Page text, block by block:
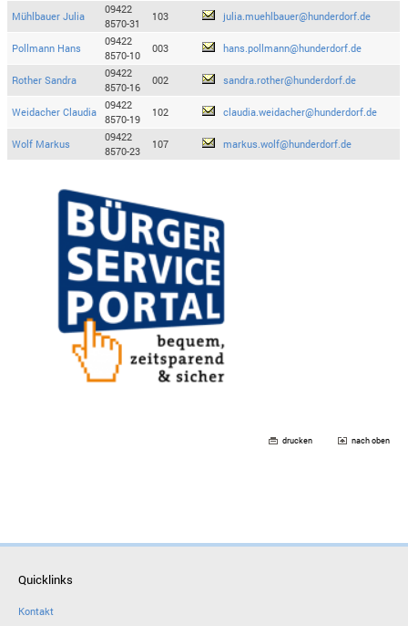
Mühlbauer Julia
09422
8570-31
103 julia.muehlbauer@hunderdorf.de
Pollmann Hans
09422
8570-10
003 hans.pollmann@hunderdorf.de
Rother Sandra
09422
8570-16
002 sandra.rother@hunderdorf.de
Weidacher Claudia
09422
8570-19
102 claudia.weidacher@hunderdorf.de
Wolf Markus
09422
8570-23
107 markus.wolf@hunderdorf.de
drucken nach oben
Quicklinks
Kontakt